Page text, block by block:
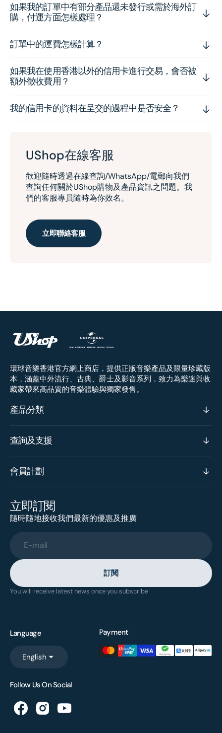
如果我的訂單中有部分產品還未發行或需於海外訂
購，付運方面怎樣處理？
訂單中的運費怎樣計算？
如果我在使用香港以外的信用卡進行交易，會否被
額外徵收費用？
我的信用卡的資料在呈交的過程中是否安全？
UShop在線客服
歡迎隨時透過在線查詢/WhatsApp/電郵向我們
查詢任何關於UShop購物及產品資訊之問題。我
們的客服專員隨時為你效名。
立即聯絡客服
環球音樂香港官方網上商店，提供正版音樂產品及限量珍藏版
本，涵蓋中外流行、古典、爵士及影音系列，致力為樂迷與收
藏家帶來高品質的音樂體驗與獨家發售。
產品分類
查詢及支援
會員計劃
立即訂閱
隨時隨地接收我們最新的優惠及推廣
E-mail
訂閱
You will receive latest news once you subscribe
Language
English
Payment
Follow Us On Social